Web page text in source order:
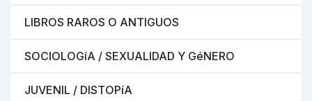
LIBROS RAROS O ANTIGUOS
SOCIOLOGíA / SEXUALIDAD Y GéNERO
JUVENIL / DISTOPíA